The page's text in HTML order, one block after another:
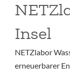
Insel
NETZlabor
erneuerbarer